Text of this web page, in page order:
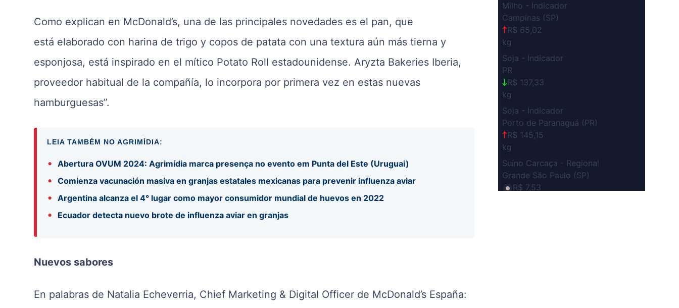
Como explican en McDonald’s, una de las principales novedades es el pan, que
está elaborado con harina de trigo y copos de patata con una textura aún más tierna y
esponjosa, está inspirado en el mítico Potato Roll estadounidense. Aryzta Bakeries Iberia,
proveedor habitual de la compañía, lo incorpora por primera vez en estas nuevas
hamburguesas”.
LEIA TAMBÉM NO AGRIMÍDIA:
• Abertura OVUM 2024: Agrimídia marca presença no evento em Punta del Este (Uruguai)
• Comienza vacunación masiva en granjas estatales mexicanas para prevenir influenza aviar
• Argentina alcanza el 4° lugar como mayor consumidor mundial de huevos en 2022
• Ecuador detecta nuevo brote de influenza aviar en granjas
Nuevos sabores
En palabras de Natalia Echeverria, Chief Marketing & Digital Officer de McDonald’s España:
Milho - Indicador
Campinas (SP)
R$ 65,02
kg
Soja - Indicador
PR
R$ 137,33
kg
Soja - Indicador
Porto de Paranaguá (PR)
R$ 145,15
kg
Suíno Carcaça - Regional
Grande São Paulo (SP)
R$ 7,53